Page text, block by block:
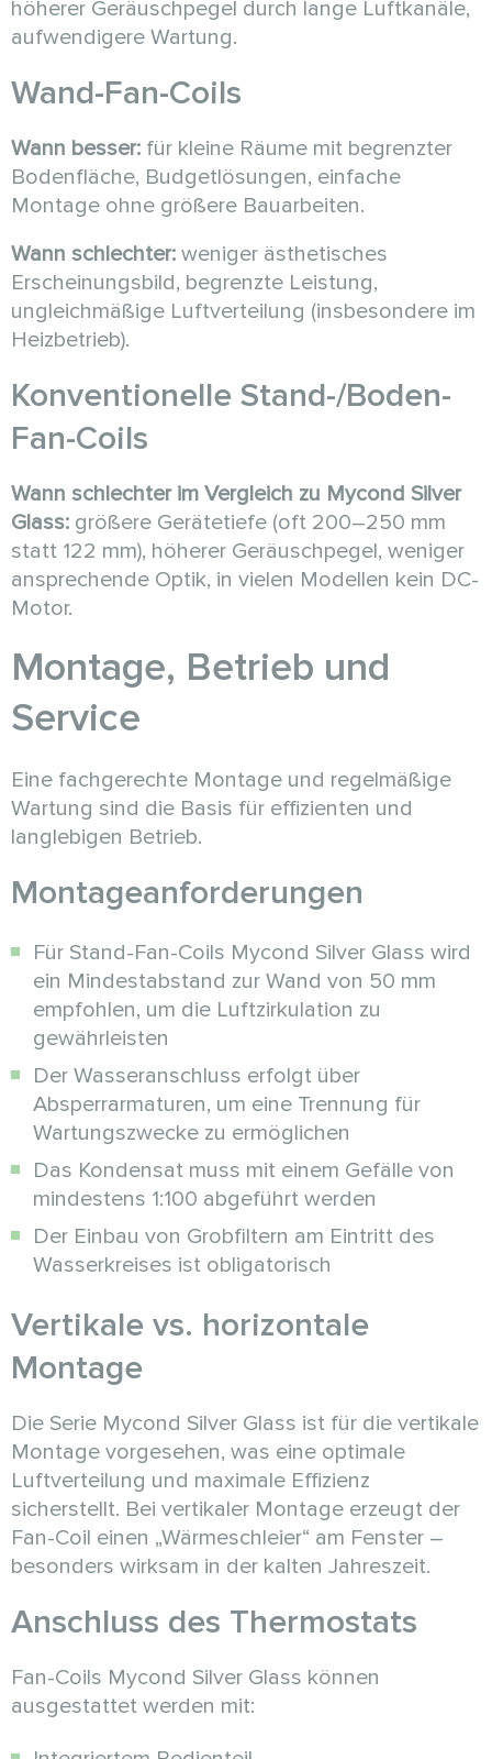
höherer Geräuschpegel durch lange Luftkanäle,
aufwendigere Wartung.
Wand-Fan-Coils
Wann besser: für kleine Räume mit begrenzter
Bodenfläche, Budgetlösungen, einfache
Montage ohne größere Bauarbeiten.
Wann schlechter: weniger ästhetisches
Erscheinungsbild, begrenzte Leistung,
ungleichmäßige Luftverteilung (insbesondere im
Heizbetrieb).
Konventionelle Stand-/Boden-
Fan-Coils
Wann schlechter im Vergleich zu Mycond Silver
Glass: größere Gerätetiefe (oft 200–250 mm
statt 122 mm), höherer Geräuschpegel, weniger
ansprechende Optik, in vielen Modellen kein DC-
Motor.
Montage, Betrieb und
Service
Eine fachgerechte Montage und regelmäßige
Wartung sind die Basis für effizienten und
langlebigen Betrieb.
Montageanforderungen
Für Stand-Fan-Coils Mycond Silver Glass wird
ein Mindestabstand zur Wand von 50 mm
empfohlen, um die Luftzirkulation zu
gewährleisten
Der Wasseranschluss erfolgt über
Absperrarmaturen, um eine Trennung für
Wartungszwecke zu ermöglichen
Das Kondensat muss mit einem Gefälle von
mindestens 1:100 abgeführt werden
Der Einbau von Grobfiltern am Eintritt des
Wasserkreises ist obligatorisch
Vertikale vs. horizontale
Montage
Die Serie Mycond Silver Glass ist für die vertikale
Montage vorgesehen, was eine optimale
Luftverteilung und maximale Effizienz
sicherstellt. Bei vertikaler Montage erzeugt der
Fan-Coil einen „Wärmeschleier“ am Fenster –
besonders wirksam in der kalten Jahreszeit.
Anschluss des Thermostats
Fan-Coils Mycond Silver Glass können
ausgestattet werden mit: